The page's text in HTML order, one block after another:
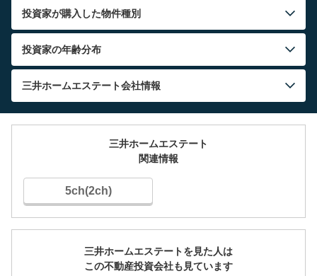
投資家が購入した物件種別
投資家の年齢分布
三井ホームエステート会社情報
三井ホームエステート
関連情報
5ch(2ch)
三井ホームエステートを見た人は
この不動産投資会社も見ています